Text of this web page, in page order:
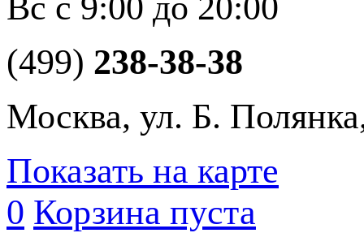
(499) 238-38-38
Москва, ул. Б.
Показать на карте
0 Корзина пуста